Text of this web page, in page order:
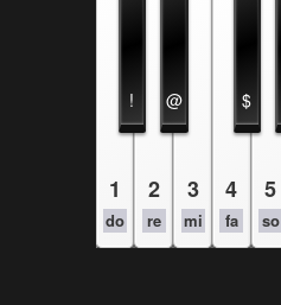
1
do
2
re
3
mi
4
fa
5
so
! @ $